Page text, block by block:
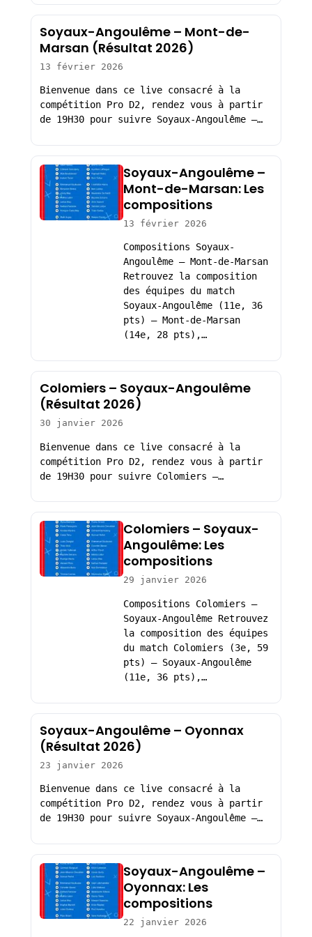
Soyaux-Angoulême – Mont-de-
Marsan (Résultat 2026)
13 février 2026
Bienvenue dans ce live consacré à la
compétition Pro D2, rendez vous à partir
de 19H30 pour suivre Soyaux-Angoulême –…
Soyaux-Angoulême –
Mont-de-Marsan: Les
compositions
13 février 2026
Compositions Soyaux-
Angoulême – Mont-de-Marsan
Retrouvez la composition
des équipes du match
Soyaux-Angoulême (11e, 36
pts) – Mont-de-Marsan
(14e, 28 pts),…
Colomiers – Soyaux-Angoulême
(Résultat 2026)
30 janvier 2026
Bienvenue dans ce live consacré à la
compétition Pro D2, rendez vous à partir
de 19H30 pour suivre Colomiers –…
Colomiers – Soyaux-
Angoulême: Les
compositions
29 janvier 2026
Compositions Colomiers –
Soyaux-Angoulême Retrouvez
la composition des équipes
du match Colomiers (3e, 59
pts) – Soyaux-Angoulême
(11e, 36 pts),…
Soyaux-Angoulême – Oyonnax
(Résultat 2026)
23 janvier 2026
Bienvenue dans ce live consacré à la
compétition Pro D2, rendez vous à partir
de 19H30 pour suivre Soyaux-Angoulême –…
Soyaux-Angoulême –
Oyonnax: Les
compositions
22 janvier 2026